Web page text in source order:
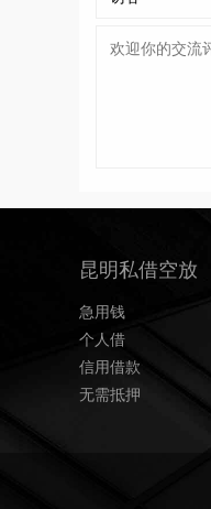
昆明私借空放
急用钱
个人借
信用借款
无需抵押